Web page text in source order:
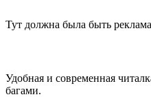
Тут должна была быть
Удобная и современная
багами.